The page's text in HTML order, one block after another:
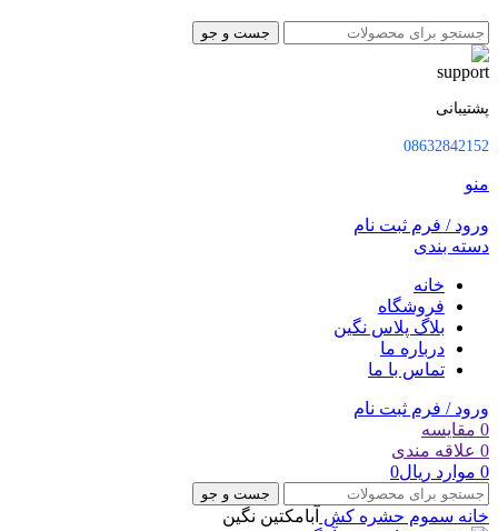
جست و جو
پشتیبانی
08632842152
منو
ورود / فرم ثبت نام
دسته بندی
خانه
فروشگاه
بلاگ پلاس نگین
درباره ما
تماس با ما
ورود / فرم ثبت نام
0 مقایسه
0 علاقه مندی
0 موارد ریال0
جست و جو
خانه سموم حشره کش آبامکتین نگین